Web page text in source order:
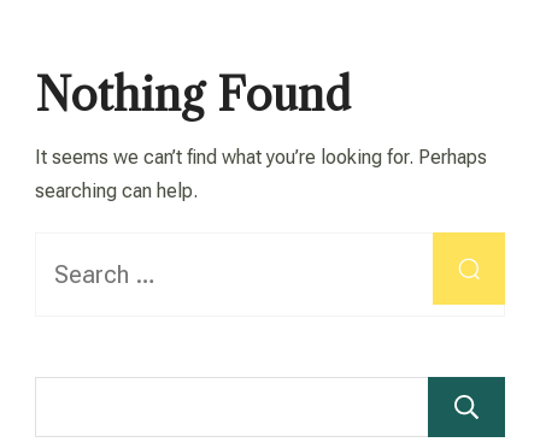
Nothing Found
It seems we can’t find what you’re looking for. Perhaps
searching can help.
for